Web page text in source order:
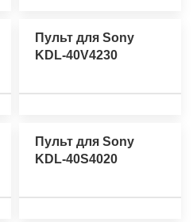
Пульт для Sony
KDL-40V4230
Пульт для Sony
KDL-40S4020